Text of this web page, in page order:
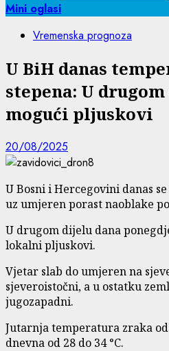
Mini oglasi
Vremenska prognoza
U BiH danas
stepena: U
mogući pljuskovi
20/08/2025
U Bosni i Hercegovini danas
uz umjeren porast naoblake
U drugom dijelu dana
lokalni pljuskovi.
Vjetar slab do umjeren na
sjeveroistočni, a u ostatku
jugozapadni.
Jutarnja temperatura zraka od
dnevna od 28 do 34 °C.